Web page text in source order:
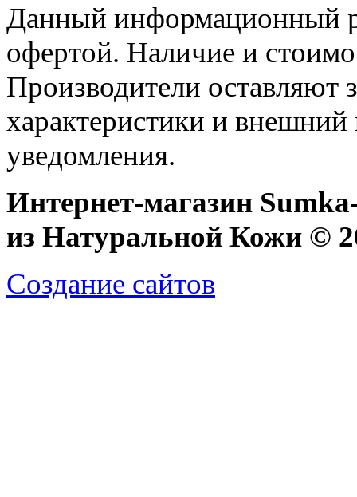
Данный информационный
офертой. Наличие и
Производители оставляют
характеристики и внешний
уведомления.
Интернет-магазин
из Натуральной Кожи ©
Создание сайтов